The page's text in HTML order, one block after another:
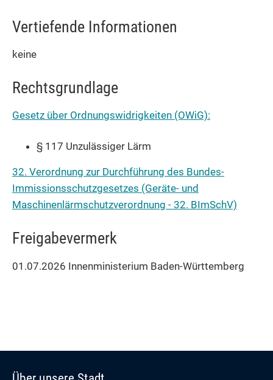
Vertiefende Informationen
keine
Rechtsgrundlage
Gesetz über Ordnungswidrigkeiten (OWiG):
§ 117 Unzulässiger Lärm
32. Verordnung zur Durchführung des Bundes-
Immissionsschutzgesetzes (Geräte- und
Maschinenlärmschutzverordnung - 32. BImSchV)
Freigabevermerk
01.07.2026 Innenministerium Baden-Württemberg